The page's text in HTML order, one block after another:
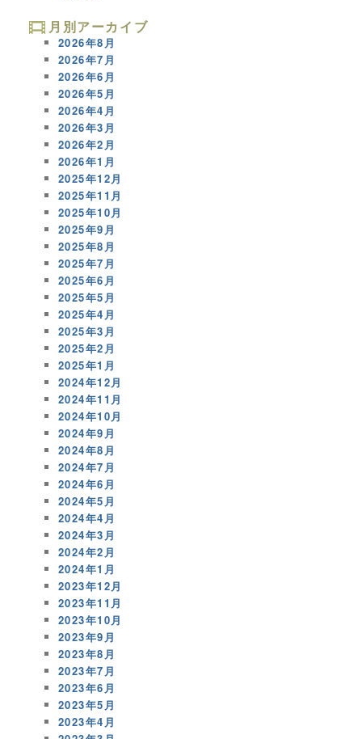
月別アーカイブ
2026年8月
2026年7月
2026年6月
2026年5月
2026年4月
2026年3月
2026年2月
2026年1月
2025年12月
2025年11月
2025年10月
2025年9月
2025年8月
2025年7月
2025年6月
2025年5月
2025年4月
2025年3月
2025年2月
2025年1月
2024年12月
2024年11月
2024年10月
2024年9月
2024年8月
2024年7月
2024年6月
2024年5月
2024年4月
2024年3月
2024年2月
2024年1月
2023年12月
2023年11月
2023年10月
2023年9月
2023年8月
2023年7月
2023年6月
2023年5月
2023年4月